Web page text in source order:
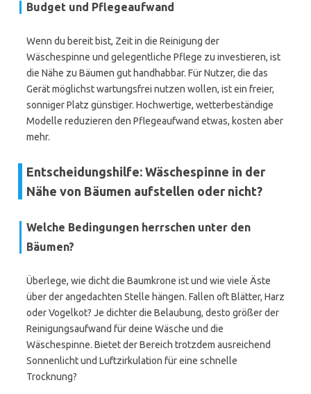
Budget und Pflegeaufwand
Wenn du bereit bist, Zeit in die Reinigung der
Wäschespinne und gelegentliche Pflege zu investieren, ist
die Nähe zu Bäumen gut handhabbar. Für Nutzer, die das
Gerät möglichst wartungsfrei nutzen wollen, ist ein freier,
sonniger Platz günstiger. Hochwertige, wetterbeständige
Modelle reduzieren den Pflegeaufwand etwas, kosten aber
mehr.
Entscheidungshilfe: Wäschespinne in der
Nähe von Bäumen aufstellen oder nicht?
Welche Bedingungen herrschen unter den
Bäumen?
Überlege, wie dicht die Baumkrone ist und wie viele Äste
über der angedachten Stelle hängen. Fallen oft Blätter, Harz
oder Vogelkot? Je dichter die Belaubung, desto größer der
Reinigungsaufwand für deine Wäsche und die
Wäschespinne. Bietet der Bereich trotzdem ausreichend
Sonnenlicht und Luftzirkulation für eine schnelle
Trocknung?